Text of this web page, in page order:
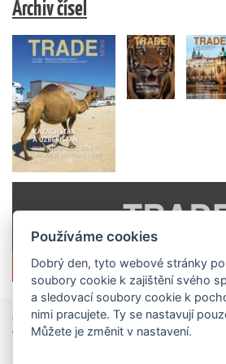
Archiv čísel
Více informací o
Zprávyze světa obchodu
Používáme cookies
Dobrý den, tyto webové stránky
soubory cookie k zajištění svého
a sledovací soubory cookie k
nimi pracujete. Ty se nastavují
Můžete je změnit v nastavení.